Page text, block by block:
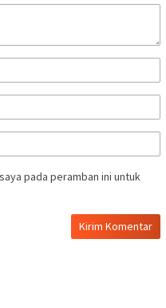
pada peramban ini untuk